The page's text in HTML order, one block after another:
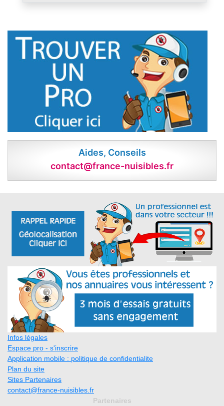
Aides, Conseils
contact@france-nuisibles.fr
Infos légales
Espace pro - s'inscrire
Application mobile : politique de confidentialite
Plan du site
Sites Partenaires
contact@france-nuisibles.fr
Partenaires